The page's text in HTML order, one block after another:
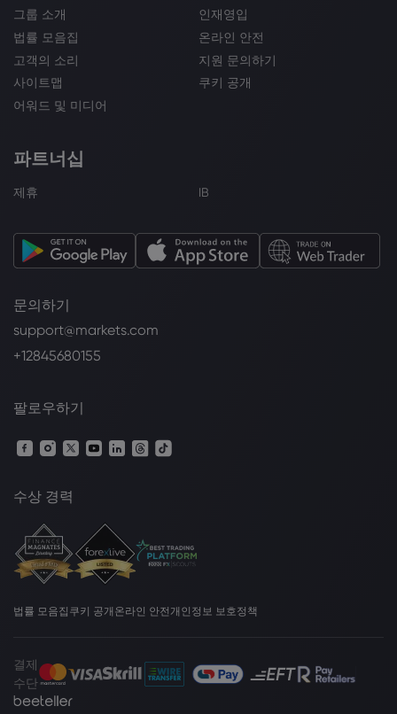
그룹 소개
인재영입
법률 모음집
온라인 안전
고객의 소리
지원 문의하기
사이트맵
쿠키 공개
어워드 및 미디어
파트너십
제휴 IB
문의하기
support@markets.com
+12845680155
팔로우하기
수상 경력
법률 모음집 쿠키 공개온라인 안전 개인정보 보호정책
결제
수단